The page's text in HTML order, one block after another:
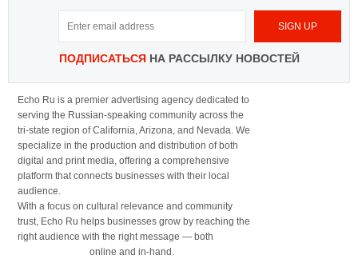
ПОДПИСАТЬСЯНА РАССЫЛКУ НОВОСТЕЙ
Echo Ru is a premier advertising agency dedicated to
serving the Russian-speaking community across the
tri-state region of California, Arizona, and Nevada. We
specialize in the production and distribution of both
digital and print media, offering a comprehensive
platform that connects businesses with their local
audience.
With a focus on cultural relevance and community
trust, Echo Ru helps businesses grow by reaching the
right audience with the right message — both
online and in-hand.